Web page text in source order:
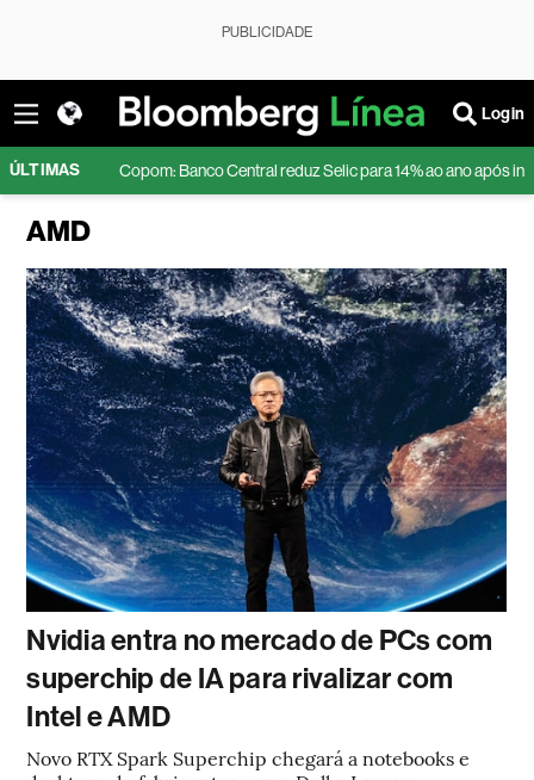
PUBLICIDADE
Login
ÚLTIMASCopom: Banco Central reduz Selic para 14% ao ano após inflação
AMD
Nvidia entra no mercado de PCs com
superchip de IA para rivalizar com
Intel e AMD
Novo RTX Spark Superchip chegará a notebooks e